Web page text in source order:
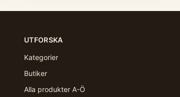
UTFORSKA
Kategorier
Butiker
Alla produkter A-Ö